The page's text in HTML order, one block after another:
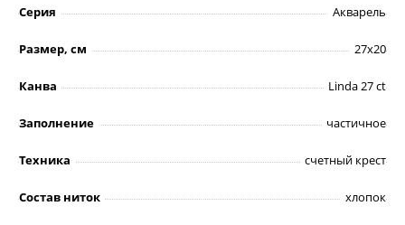
Серия Акварель
Размер, см 27х20
Канва Linda 27 ct
Заполнение частичное
Техника счетный крест
Состав ниток хлопок